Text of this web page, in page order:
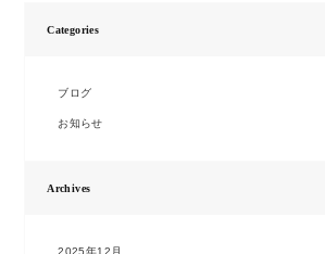
Categories
ブログ
お知らせ
Archives
2025年12月